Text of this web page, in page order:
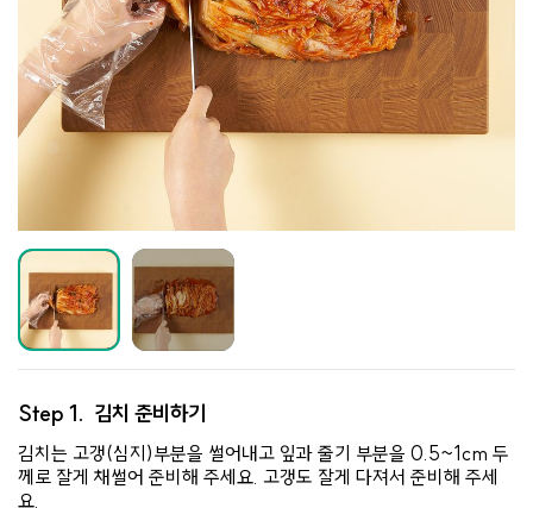
Step 1. 김치 준비하기
김치는 고갱(심지)부분을 썰어내고 잎과 줄기 부분을 0.5~1cm 두
께로 잘게 채썰어 준비해 주세요. 고갱도 잘게 다져서 준비해 주세
요.